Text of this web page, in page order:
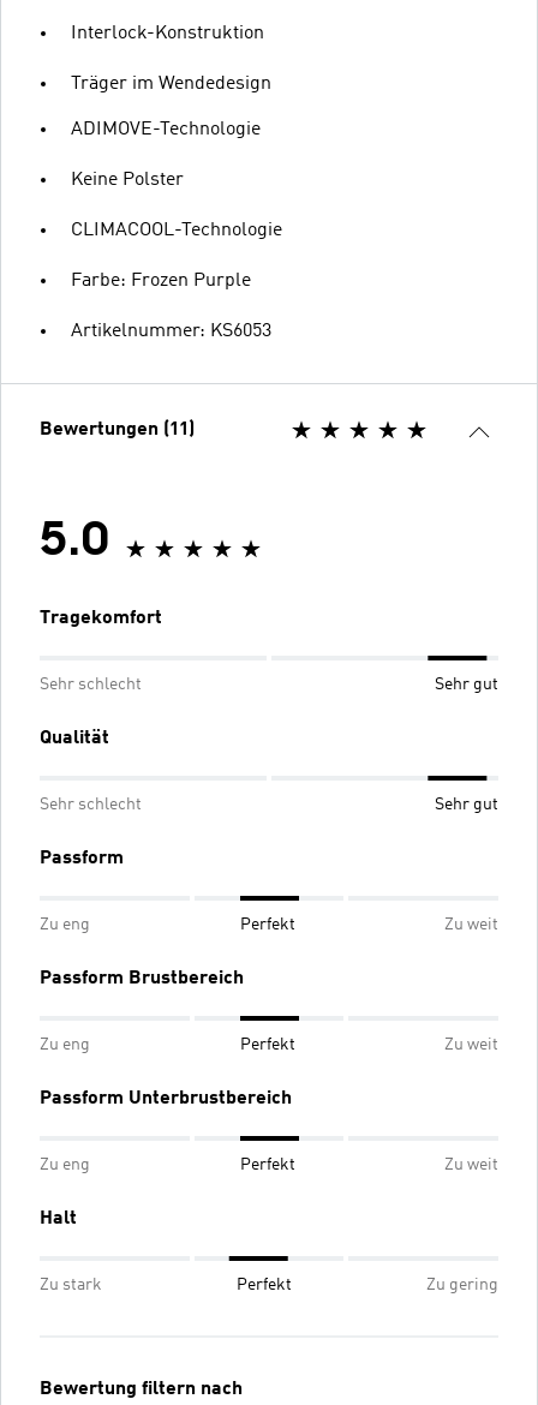
Interlock-Konstruktion
Träger im Wendedesign
ADIMOVE-Technologie
Keine Polster
CLIMACOOL-Technologie
Farbe: Frozen Purple
Artikelnummer: KS6053
Bewertungen (11)
5.0
Tragekomfort
Sehr schlecht Sehr gut
Qualität
Sehr schlecht Sehr gut
Passform
Zu eng Perfekt Zu weit
Passform Brustbereich
Zu eng Perfekt Zu weit
Passform Unterbrustbereich
Zu eng Perfekt Zu weit
Halt
Zu stark Perfekt Zu gering
Bewertung filtern nach